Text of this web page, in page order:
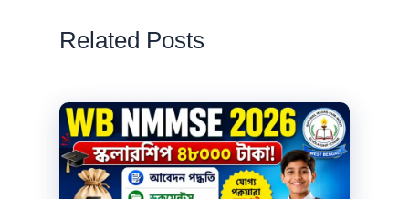
Related Posts
Aug
7
2026